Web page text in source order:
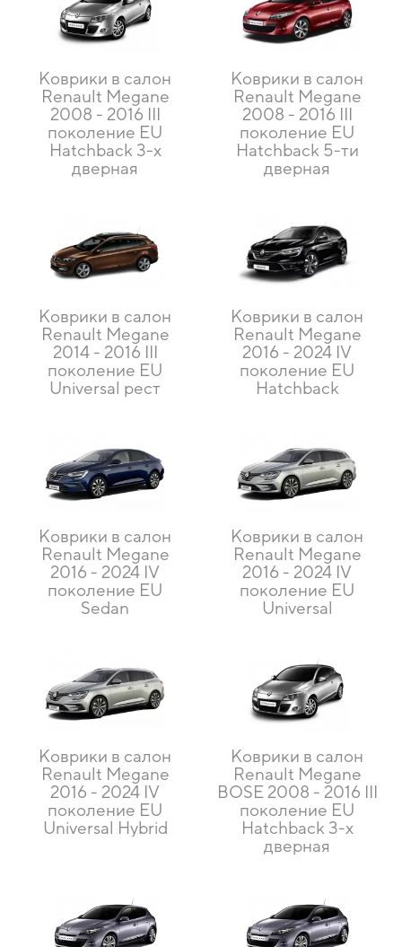
Коврики в салон
Renault Megane
2008 - 2016 III
поколение EU
Hatchback 3-х
дверная
Коврики в салон
Renault Megane
2008 - 2016 III
поколение EU
Hatchback 5-ти
дверная
Коврики в салон
Renault Megane
2014 - 2016 III
поколение EU
Universal рест
Коврики в салон
Renault Megane
2016 - 2024 IV
поколение EU
Hatchback
Коврики в салон
Renault Megane
2016 - 2024 IV
поколение EU
Sedan
Коврики в салон
Renault Megane
2016 - 2024 IV
поколение EU
Universal
Коврики в салон
Renault Megane
2016 - 2024 IV
поколение EU
Universal Hybrid
Коврики в салон
Renault Megane
BOSE 2008 - 2016 III
поколение EU
Hatchback 3-х
дверная